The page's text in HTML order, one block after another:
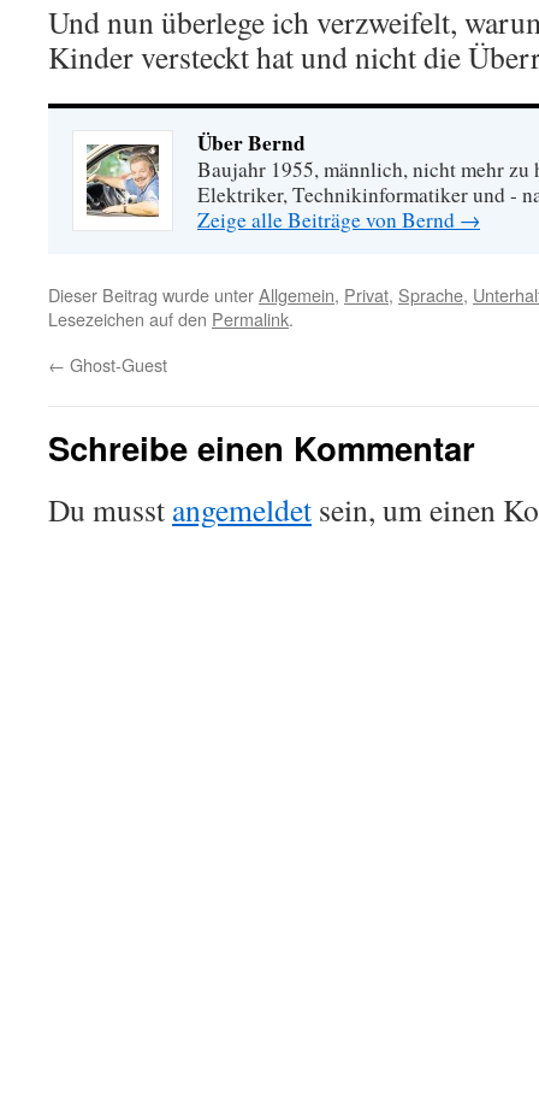
Und nun überlege ich verzweifelt,
Kinder versteckt hat und nicht die
Über Bernd
Baujahr 1955, männlich, nicht mehr zu
Elektriker, Technikinformatiker und -
Zeige alle Beiträge von Bernd →
Dieser Beitrag wurde unterAllgemein, Privat, Sprache,
Lesezeichen auf den Permalink.
← Ghost-Guest
Schreibe einen Kommentar
Du musst angemeldet sein, um einen